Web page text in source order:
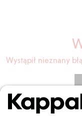
Wystąpił nieznany